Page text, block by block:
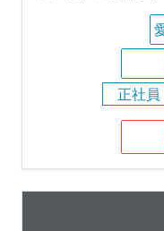
正社員